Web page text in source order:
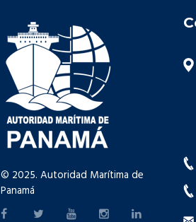
© 2025. Autoridad Marítima de
Panamá